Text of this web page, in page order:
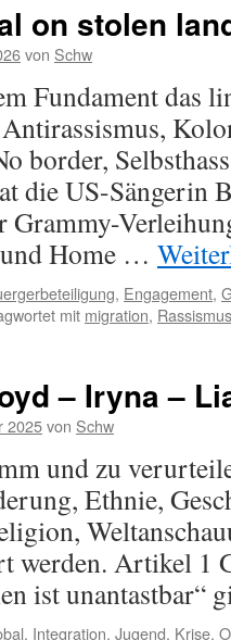
on stolen
von Schw
Fundament das
border,
die US-Sängerin
Grammy-
Home …
, Engagement,
mit migration, Rassismus
– Iryna –
2025von Schw
und zu
Ethnie,
Artikel 1
ist unantastbar“
, Integration, Jugend, Krise,